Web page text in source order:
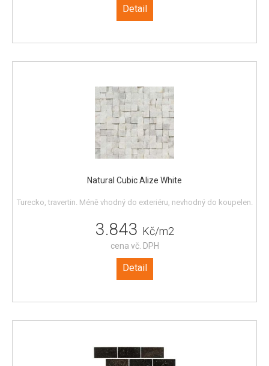
Detail
Natural Cubic Alize White
Turecko, travertin. Méně vhodný do exteriéru, nevhodný do koupelen.
3.843 Kč/m2
cena vč. DPH
Detail